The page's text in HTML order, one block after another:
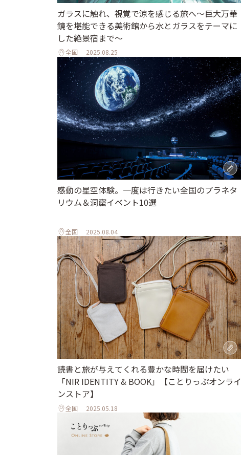
ガラスに触れ、視覚で涼を感じる旅へ～巨大万華
鏡を堪能できる美術館から水とガラスをテーマに
した絶景宿まで～
全国 2025.08.25
感動の星空体験。一度は行きたい全国のプラネタ
リウム＆洞窟イベント10選
全国 2025.08.04
読書と旅が与えてくれる豊かな時間を届けたい
「NIR IDENTITY & BOOK」【ことりっぷオンライ
ンストア】
全国 2025.05.18